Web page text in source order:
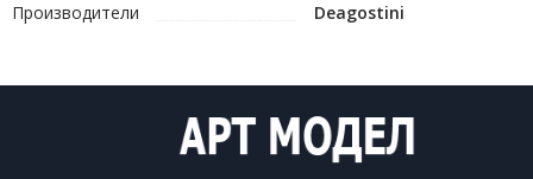
Производители Deagostini